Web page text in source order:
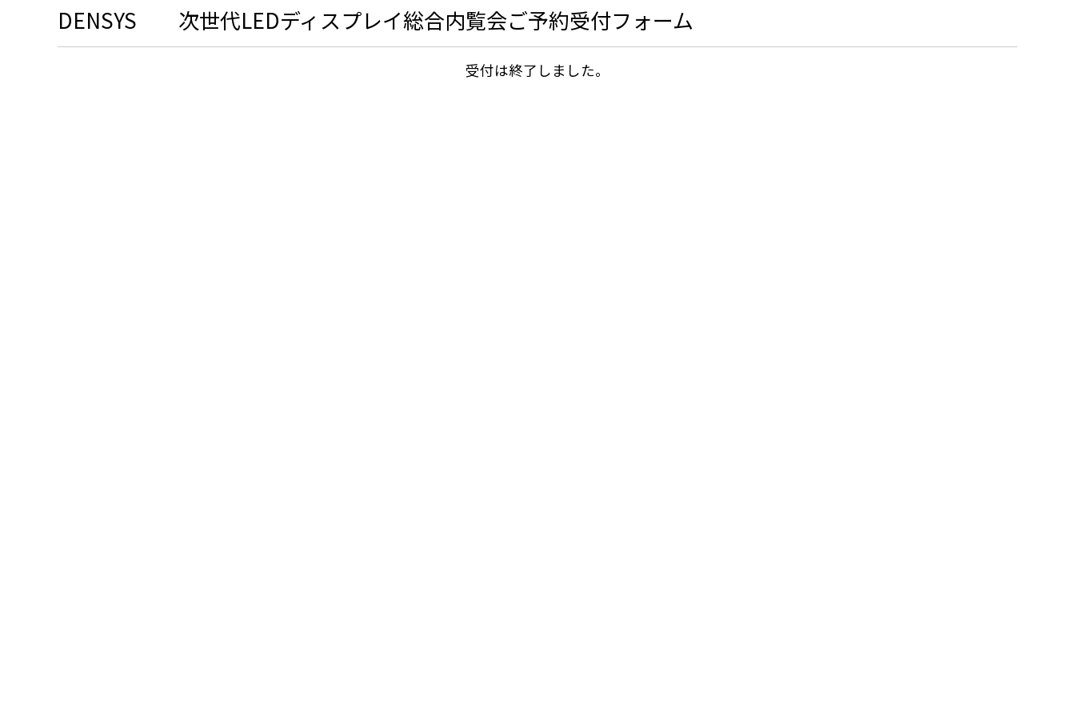
DENSYS 次世代LEDディスプレイ総合内覧会ご予約受付フォーム
受付は終了しました。